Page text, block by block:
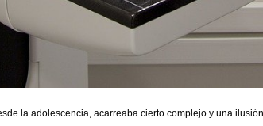
la adolescencia, acarreaba cierto complejo y una